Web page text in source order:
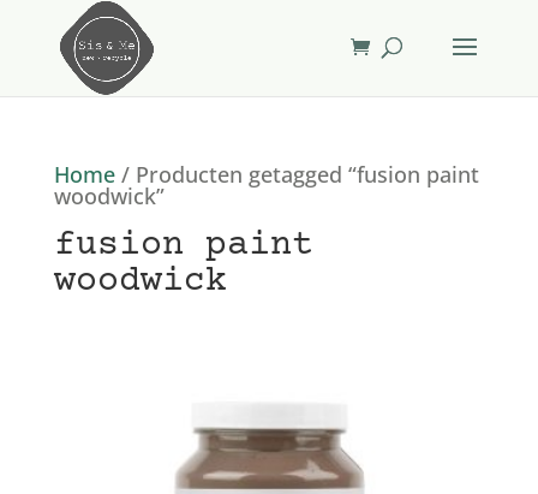
Home/ Producten getagged “fusion paint
woodwick”
fusion paint
woodwick